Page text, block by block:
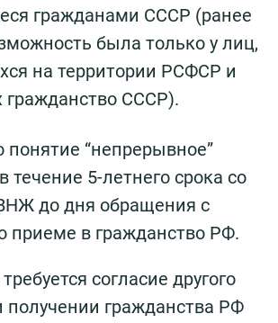
гражданами СССР (ранее
была только у лиц,
на территории РСФСР и
СССР).
“непрерывное”
течение 5-летнего срока со
до дня обращения с
приеме в гражданство РФ.
согласие другого
получении гражданства РФ